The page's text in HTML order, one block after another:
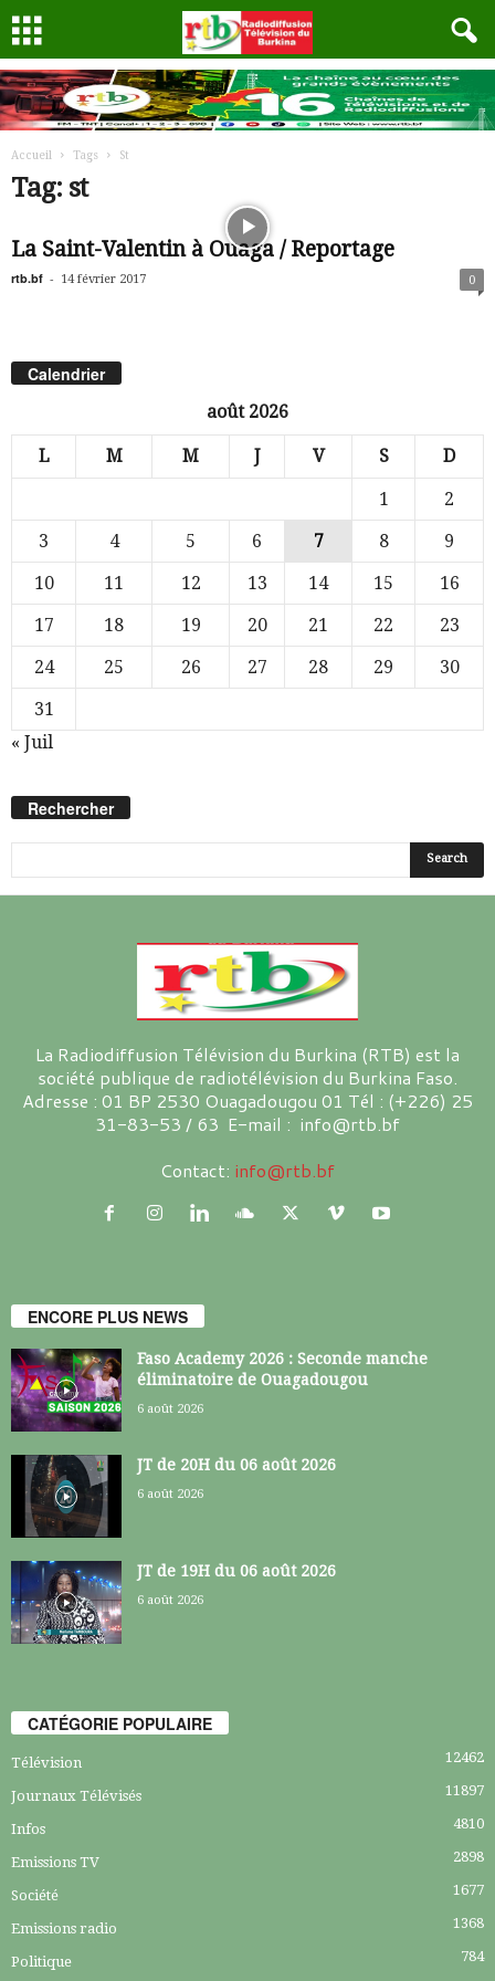
Accueil Tags St
Tag: st
La Saint-Valentin à Ouaga / Reportage
rtb.bf - 14 février 2017 0
Calendrier
août 2026
L M M J V S D
1
2
3
4 5 6 7 8
9
10
11 12 13 14 15
16
17
18 19 20 21 22
23
24
25 26 27 28 29
30
31
« Juil
Rechercher
La Radiodiffusion Télévision du Burkina (RTB) est la
société publique de radiotélévision du Burkina Faso.
Adresse : 01 BP 2530 Ouagadougou 01 Tél : (+226) 25
31-83-53 / 63 E-mail : info@rtb.bf
Contact: info@rtb.bf
ENCORE PLUS NEWS
Faso Academy 2026 : Seconde manche
éliminatoire de Ouagadougou
6 août 2026
JT de 20H du 06 août 2026
6 août 2026
JT de 19H du 06 août 2026
6 août 2026
CATÉGORIE POPULAIRE
Télévision 12462
Journaux Télévisés 11897
Infos 4810
Emissions TV 2898
Société 1677
Emissions radio 1368
Politique 784